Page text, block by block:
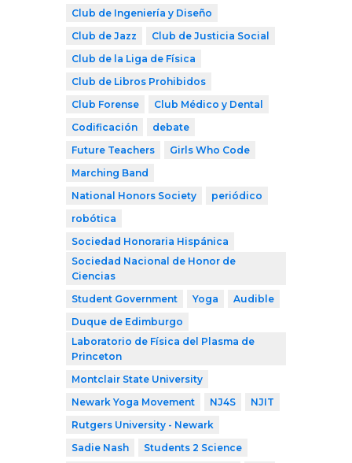
Club de Ingeniería y Diseño
Club de Jazz
Club de Justicia Social
Club de la Liga de Física
Club de Libros Prohibidos
Club Forense
Club Médico y Dental
Codificación
debate
Future Teachers
Girls Who Code
Marching Band
National Honors Society
periódico
robótica
Sociedad Honoraria Hispánica
Sociedad Nacional de Honor de
Ciencias
Student Government
Yoga
Audible
Duque de Edimburgo
Laboratorio de Física del Plasma de
Princeton
Montclair State University
Newark Yoga Movement
NJ4S
NJIT
Rutgers University - Newark
Sadie Nash
Students 2 Science